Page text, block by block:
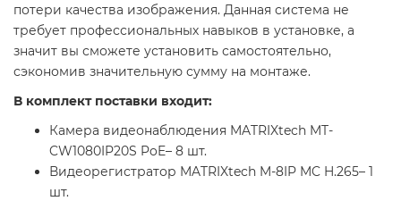
потери качества изображения. Данная система не
требует профессиональных навыков в установке, а
значит вы сможете установить самостоятельно,
сэкономив значительную сумму на монтаже.
В комплект поставки входит:
Камера видеонаблюдения MATRIXtech MT-
CW1080IP20S PoE– 8 шт.
Видеорегистратор MATRIXtech M-8IP MC H.265– 1
шт.